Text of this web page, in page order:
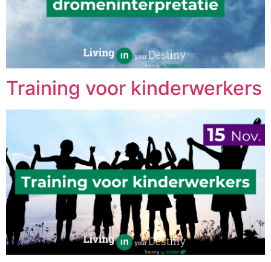
Training voor kinderwerkers